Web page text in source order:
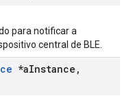
para notificar a
central de BLE.
*aInstance ,